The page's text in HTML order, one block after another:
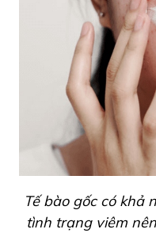
Tế bào gốc có khả
tình trạng viêm